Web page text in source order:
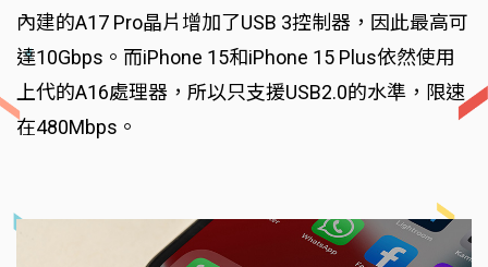
內建的A17 Pro晶片增加了USB 3控制器，因此最高可
達10Gbps。而iPhone 15和iPhone 15 Plus依然使用
上代的A16處理器，所以只支援USB2.0的水準，限速
在480Mbps。